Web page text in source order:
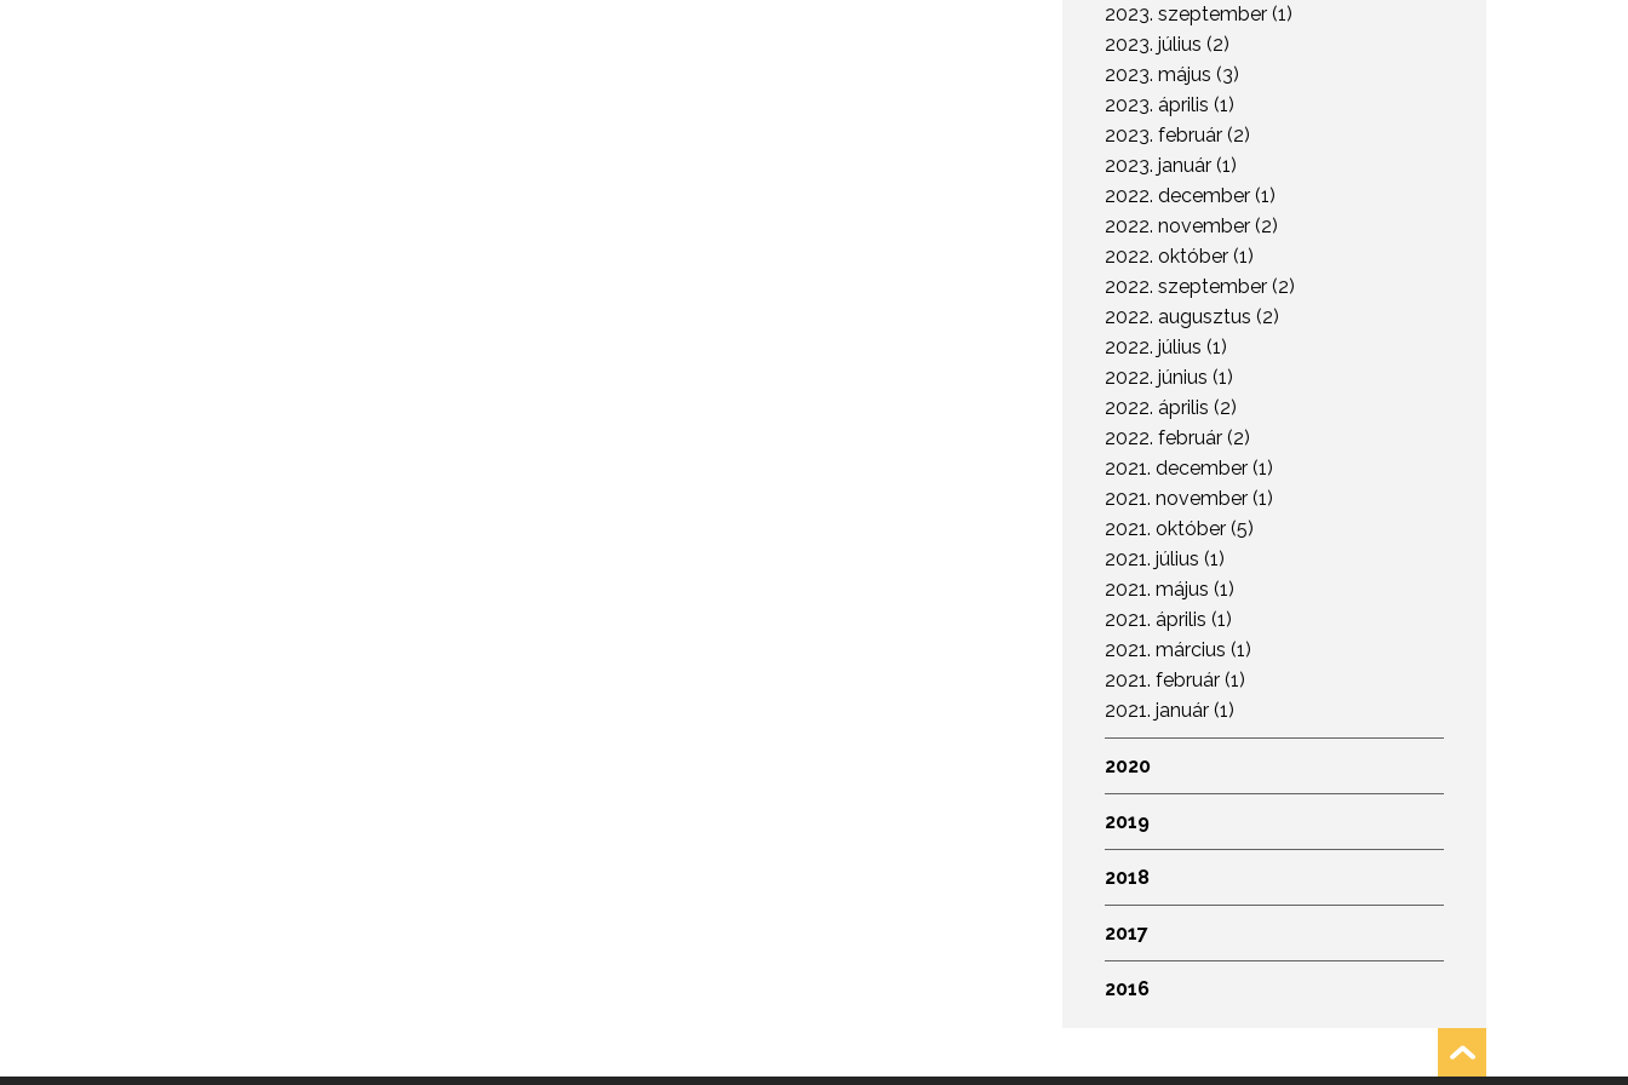
2023. szeptember (1)
2023. július (2)
2023. május (3)
2023. április (1)
2023. február (2)
2023. január (1)
2022. december (1)
2022. november (2)
2022. október (1)
2022. szeptember (2)
2022. augusztus (2)
2022. július (1)
2022. június (1)
2022. április (2)
2022. február (2)
2021. december (1)
2021. november (1)
2021. október (5)
2021. július (1)
2021. május (1)
2021. április (1)
2021. március (1)
2021. február (1)
2021. január (1)
2020
2019
2018
2017
2016